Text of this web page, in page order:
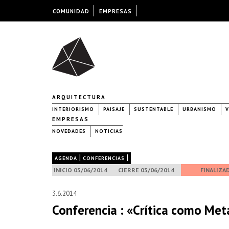
ARQUITECTURA
INTERIORISMO PAISAJE SUSTENTABLE URBANISMO
EMPRESAS
NOVEDADES NOTICIAS
AGENDA | CONFERENCIAS |
INICIO 05/06/2014 CIERRE 05/06/2014
3.6.2014
Conferencia : «Crítica como
COMUNIDAD EMPRESAS